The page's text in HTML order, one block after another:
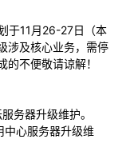
于11月26-27日（本
涉及核心业务，需停
不便敬请谅解！
务器升级维护。
心服务器升级维